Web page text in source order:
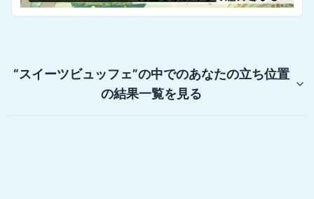
“スイーツビュッフェ”の中でのあなたの立ち位置
の結果一覧を見る